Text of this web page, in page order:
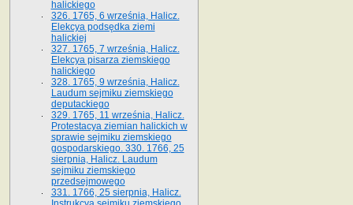
halickiego
326. 1765, 6 września, Halicz.
Elekcya podsędka ziemi
halickiej
327. 1765, 7 września, Halicz.
Elekcya pisarza ziemskiego
halickiego
328. 1765, 9 września, Halicz.
Laudum sejmiku ziemskiego
deputackiego
329. 1765, 11 września, Halicz.
Protestacya ziemian halickich w
sprawie sejmiku ziemskiego
gospodarskiego. 330. 1766, 25
sierpnia, Halicz. Laudum
sejmiku ziemskiego
przedsejmowego
331. 1766, 25 sierpnia, Halicz.